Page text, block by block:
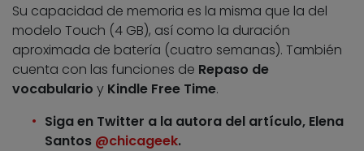
Su capacidad de memoria es la misma que la del
modelo Touch (4 GB), así como la duración
aproximada de batería (cuatro semanas). También
cuenta con las funciones de Repaso de
vocabulario y Kindle Free Time.
Siga en Twitter a la autora del artículo, Elena
Santos @chicageek.